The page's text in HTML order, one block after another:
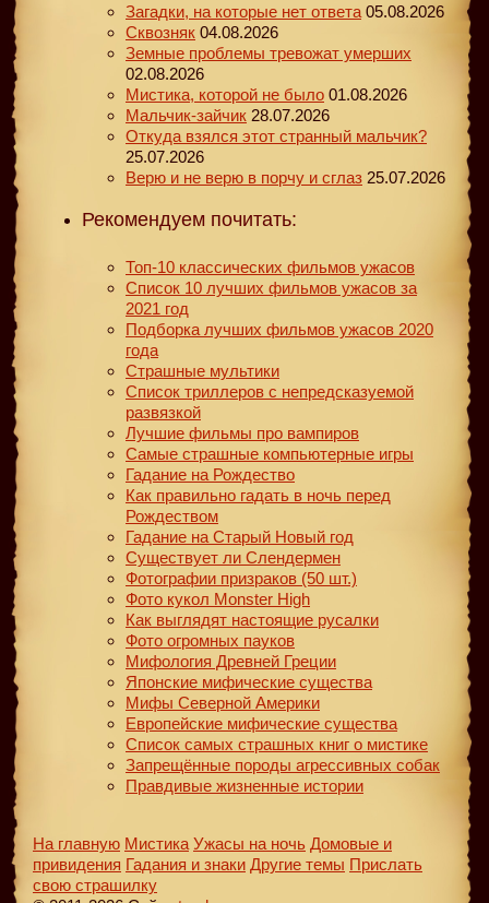
Загадки, на которые нет ответа 05.08.2026
Сквозняк 04.08.2026
Земные проблемы тревожат умерших
02.08.2026
Мистика, которой не было 01.08.2026
Мальчик-зайчик 28.07.2026
Откуда взялся этот странный мальчик?
25.07.2026
Верю и не верю в порчу и сглаз 25.07.2026
Рекомендуем почитать:
Топ-10 классических фильмов ужасов
Список 10 лучших фильмов ужасов за
2021 год
Подборка лучших фильмов ужасов 2020
года
Страшные мультики
Список триллеров с непредсказуемой
развязкой
Лучшие фильмы про вампиров
Самые страшные компьютерные игры
Гадание на Рождество
Как правильно гадать в ночь перед
Рождеством
Гадание на Старый Новый год
Существует ли Слендермен
Фотографии призраков (50 шт.)
Фото кукол Monster High
Как выглядят настоящие русалки
Фото огромных пауков
Мифология Древней Греции
Японские мифические существа
Мифы Северной Америки
Европейские мифические существа
Список самых страшных книг о мистике
Запрещённые породы агрессивных собак
Правдивые жизненные истории
На главную Мистика Ужасы на ночь Домовые и
привидения Гадания и знаки Другие темы Прислать
свою страшилку